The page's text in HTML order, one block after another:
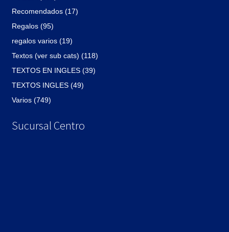
Recomendados (17)
Regalos (95)
regalos varios (19)
Textos (ver sub cats) (118)
TEXTOS EN INGLES (39)
TEXTOS INGLES (49)
Varios (749)
Sucursal Centro